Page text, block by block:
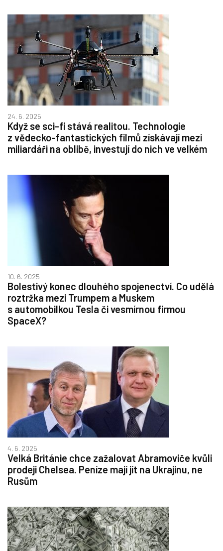
24. 6. 2025
Když se sci-fi stává realitou. Technologie
z vědecko-fantastických filmů získávají mezi
miliardáři na oblibě, investují do nich ve velkém
10. 6. 2025
Bolestivý konec dlouhého spojenectví. Co udělá
roztržka mezi Trumpem a Muskem
s automobilkou Tesla či vesmírnou firmou
SpaceX?
4. 6. 2025
Velká Británie chce zažalovat Abramoviče kvůli
prodeji Chelsea. Peníze mají jít na Ukrajinu, ne
Rusům